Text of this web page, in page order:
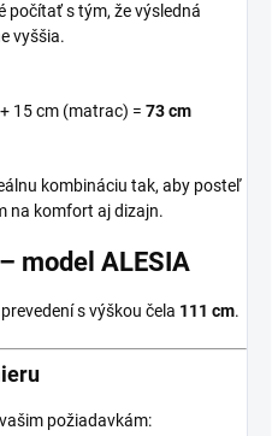
počítať s tým, že výsledná
vyššia.
15 cm (matrac) = 73 cm
kombináciu tak, aby posteľ
na komfort aj dizajn.
model ALESIA
s výškou čela 111 cm.
požiadavkám: